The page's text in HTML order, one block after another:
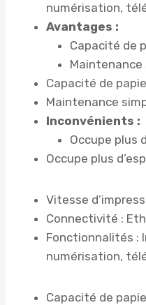
numérisation,
Avantages :
Capacité de
Maintenance
Capacité de
Maintenance
Inconvénients :
Occupe plus
Occupe plus
Vitesse
Connectivité :
Fonctionnalités :
numérisation,
Capacité de